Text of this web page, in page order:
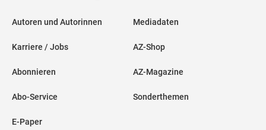
Autoren und Autorinnen
Karriere / Jobs
Abonnieren
Abo-Service
E-Paper
Mediadaten
AZ-Shop
AZ-Magazine
Sonderthemen